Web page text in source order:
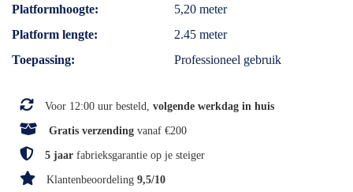
Platformhoogte
5,20 meter
Platform lengte
2.45 meter
Toepassing
Professioneel gebruik
Voor 12:00 uur besteld, volgende werkdag in huis
Gratis verzending vanaf €200
5 jaar fabrieksgarantie op je steiger
Klantenbeoordeling 9,5/10